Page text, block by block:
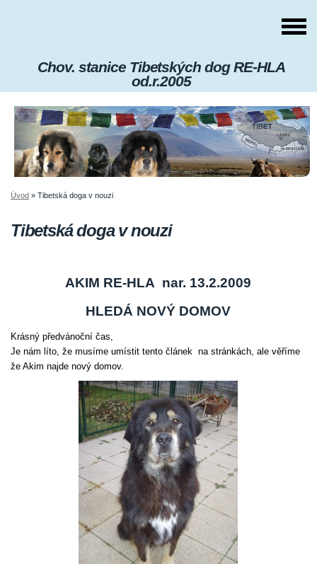
Chov. stanice Tibetských dog RE-HLA
od.r.2005
Úvod » Tibetská doga v nouzi
Tibetská doga v nouzi
AKIM RE-HLA nar. 13.2.2009
HLEDÁ NOVÝ DOMOV
Krásný předvánoční čas,
Je nám líto, že musíme umístit tento článek na stránkách, ale věříme
že Akim najde nový domov.